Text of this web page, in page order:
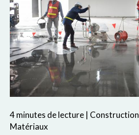
4 minutes de lecture| Construction
Matériaux